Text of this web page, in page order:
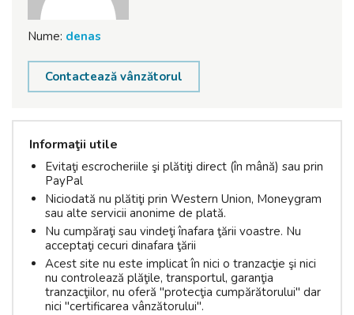
Nume: denas
Contactează vânzătorul
Informaţii utile
Evitaţi escrocheriile şi plătiţi direct (în mână) sau prin
PayPal
Niciodată nu plătiţi prin Western Union, Moneygram
sau alte servicii anonime de plată.
Nu cumpăraţi sau vindeţi înafara ţării voastre. Nu
acceptaţi cecuri dinafara ţării
Acest site nu este implicat în nici o tranzacţie şi nici
nu controlează plăţile, transportul, garanţia
tranzacţiilor, nu oferă "protecţia cumpărătorului" dar
nici "certificarea vânzătorului".